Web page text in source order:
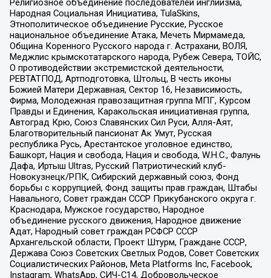
Религиозное объединение последователей инглиизма,
Народная Социальная Инициатива, TulaSkins,
Этнополитическое объединение Русские, Русское
национальное объединение Атака, Мечеть Мирмамеда,
Община Коренного Русского народа г. Астрахани, ВОЛЯ,
Меджлис крымскотатарского народа, Рубеж Севера, ТОЙС,
О противодействии экстремистской деятельности,
РЕВТАТПОД, Артподготовка, Штольц, В честь иконы
Божией Матери Державная, Сектор 16, Независимость,
Фирма, Молодежная правозащитная группа МПГ, Курсом
Правды и Единения, Каракольская инициативная группа,
Автоград Крю, Союз Славянских Сил Руси, Алля-Аят,
Благотворительный пансионат Ак Умут, Русская
республика Русь, Арестантское уголовное единство,
Башкорт, Нация и свобода, Нация и свобода, W.H.С., Фалунь
Дафа, Иртыш Ultras, Русский Патриотический клуб-
Новокузнецк/РПК, Сибирский державный союз, Фонд
борьбы с коррупцией, Фонд защиты прав граждан, Штабы
Навального, Совет граждан СССР Прикубанского округа г.
Краснодара, Мужское государство, Народное
объединение русского движения, Народное движение
Адат, Народный совет граждан РСФСР СССР
Архангельской области, Проект Штурм, Граждане СССР,
Держава Союз Советских Светлых Родов, Совет Советских
Социалистических Районов, Meta Platforms Inc, Facebook,
Instagram, WhatsApp, СИЧ-С14, Добровольческое